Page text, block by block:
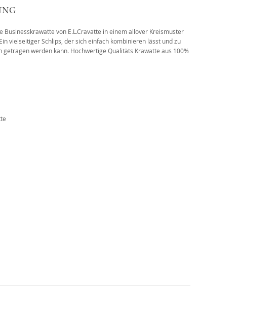
Businesskrawatte von E.L.Cravatte in einem allover Kreismuster
vielseitiger Schlips, der sich einfach kombinieren lässt und zu
getragen werden kann. Hochwertige Qualitäts Krawatte aus 100%